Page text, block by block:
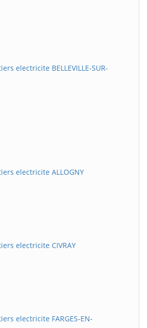
electricite BELLEVILLE-SUR-
electricite ALLOGNY
electricite CIVRAY
electricite FARGES-EN-